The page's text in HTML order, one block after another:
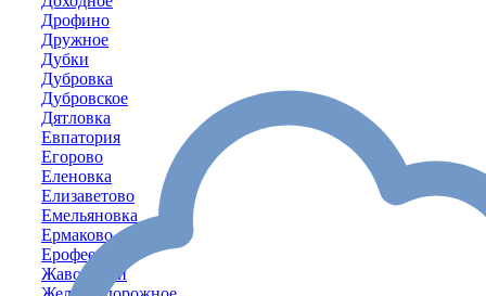
Дрофино
Дружное
Дубки
Дубровка
Дубровское
Дятловка
Евпатория
Егорово
Еленовка
Елизаветово
Емельяновка
Ермаково
Ерофеево
Жаворонки